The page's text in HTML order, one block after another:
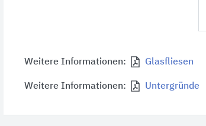
Weitere Informationen: Glasfliesen
Weitere Informationen: Untergründe